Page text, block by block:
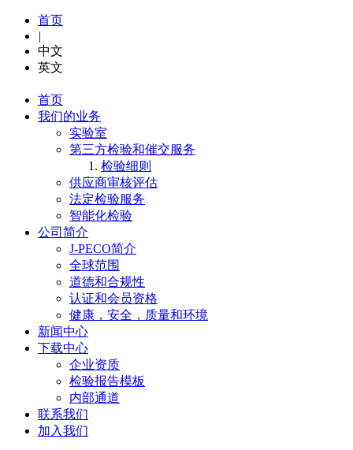
首页
|
中文
英文
首页
我们的业务
实验室
第三方检验和催交服务
检验细则
供应商审核评估
法定检验服务
智能化检验
公司简介
J-PECO简介
全球范围
道德和合规性
认证和会员资格
健康，安全，质量和环境
新闻中心
下载中心
企业资质
检验报告模板
内部通道
联系我们
加入我们